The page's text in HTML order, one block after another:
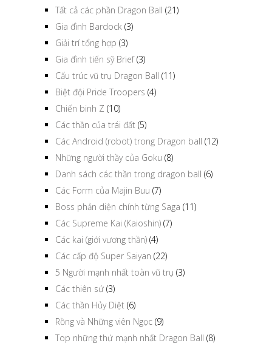
Tất cả các phần Dragon Ball (21)
Gia đình Bardock (3)
Giải trí tổng hợp (3)
Gia đình tiến sỹ Brief(3)
Cấu trúc vũ trụ Dragon Ball (11)
Biệt đội Pride Troopers (4)
Chiến binh Z (10)
Các thần của trái đất (5)
Các Android (robot) trong Dragon ball (12)
Những người thầy của Goku (8)
Danh sách các thần trong dragon ball (6)
Các Form của Majin Buu (7)
Boss phản diện chính từng Saga (11)
Các Supreme Kai (Kaioshin) (7)
Các kai (giới vương thần) (4)
Các cấp độ Super Saiyan (22)
5 Người mạnh nhất toàn vũ trụ (3)
Các thiên sứ (3)
Các thần Hủy Diệt (6)
Rồng và Những viên Ngọc (9)
Top những thứ mạnh nhất Dragon Ball (8)